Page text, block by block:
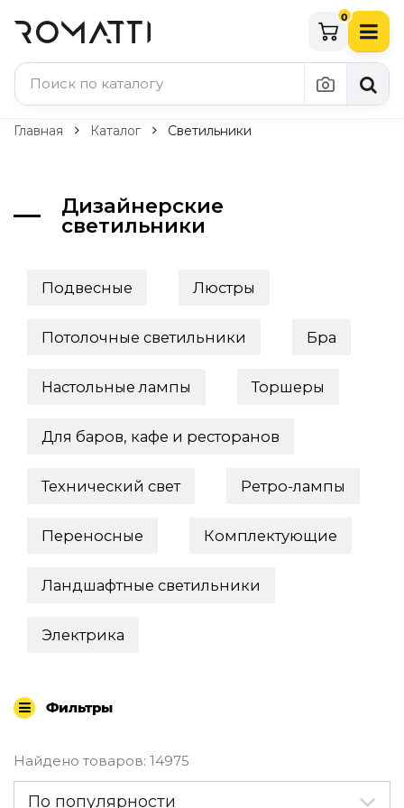
0
Каталог Romatti
По типу
Подвесные светильники
Бра и настенные светильники
Торшеры
Комплектующие
Освещение для HoReCa
Техническое и архитектурное освещение
Ландшафтное освещение
APELLA — Modern
RAY — Architectural
По стилям
Винтаж
Хрусталь
Главная Каталог Светильники
Дизайнерские
светильники
Подвесные Люстры
Потолочные светильники Бра
Настольные лампы Торшеры
Для баров, кафе и ресторанов
Технический свет Ретро-лампы
Переносные Комплектующие
Ландшафтные светильники
Электрика
Фильтры
Найдено товаров: 14975
По популярности